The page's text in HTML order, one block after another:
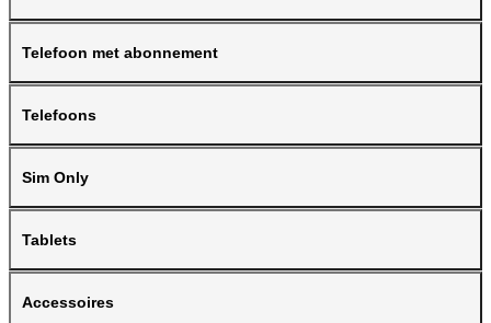
Telefoon met abonnement
Telefoons
Sim Only
Tablets
Accessoires